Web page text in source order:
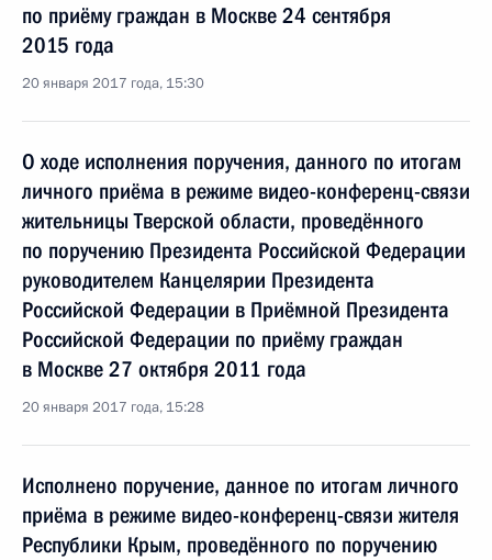
по приёму граждан в Москве 24 сентября
2015 года
20 января 2017 года, 15:30
О ходе исполнения поручения, данного по итогам
личного приёма в режиме видео-конференц-связи
жительницы Тверской области, проведённого
по поручению Президента Российской Федерации
руководителем Канцелярии Президента
Российской Федерации в Приёмной Президента
Российской Федерации по приёму граждан
в Москве 27 октября 2011 года
20 января 2017 года, 15:28
Исполнено поручение, данное по итогам личного
приёма в режиме видео-конференц-связи жителя
Республики Крым, проведённого по поручению